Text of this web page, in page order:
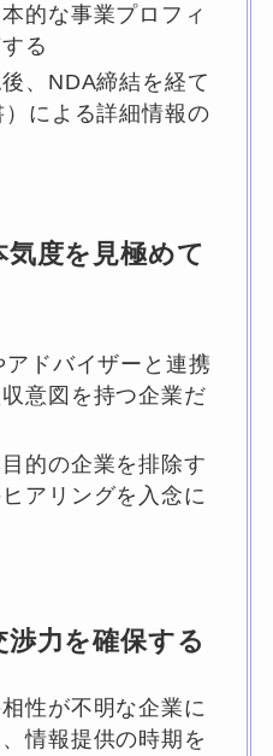
的な事業プロフィ
る
、NDA締結を経て
による詳細情報の
気度を見極めて
ドバイザーと連携
意図を持つ企業だ
的の企業を排除す
アリングを入念に
力を確保する
性が不明な企業に
情報提供の時期を